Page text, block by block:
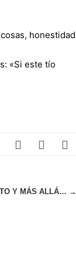
honestidad
«Si este tío
Y MÁS ALLÁ… →